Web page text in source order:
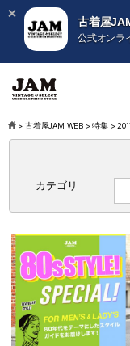
古着屋
公式オンラ
> 古着屋JAM WEB >特集>
カテゴリ